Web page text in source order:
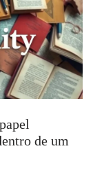
de um